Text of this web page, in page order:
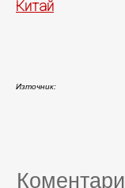
Китай
Източник:
Коментари